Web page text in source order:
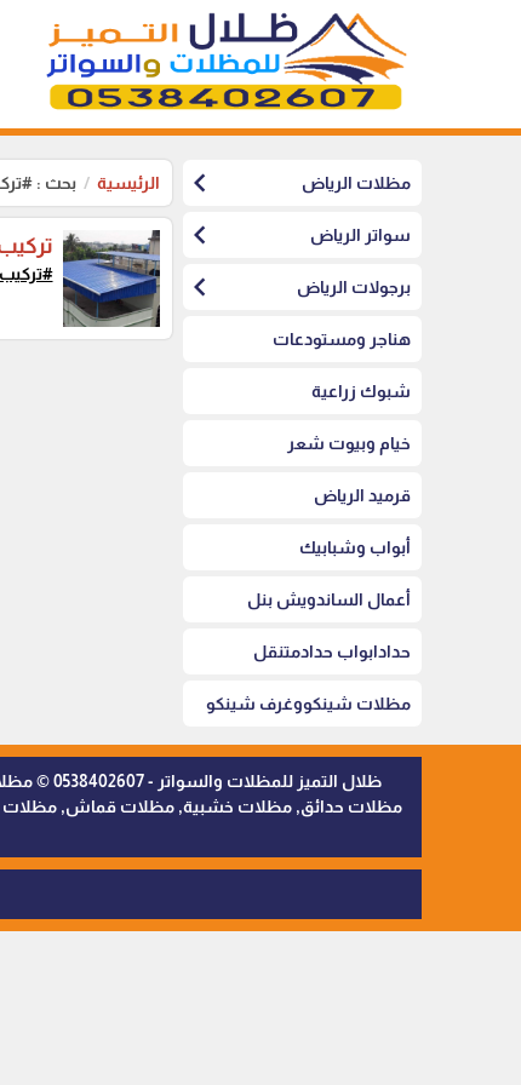
مظلات الرياض chevron_left
سواتر الرياض chevron_left
برجولات الرياض chevron_left
هناجر ومستودعات
شبوك زراعية
خيام وبيوت شعر
قرميد الرياض
أبواب وشبابيك
أعمال الساندويش بنل
حدادابواب حدادمتنقل
مظلات شينكووغرف شينكو
الرئيسية بحث :
ظلال
مظلات حدائق, مظلات خشبية, مظلات قماش, مظلات